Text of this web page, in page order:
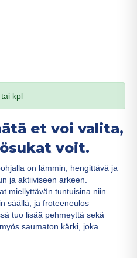
kpl
et voi valita,
voit.
on lämmin, hengittävä ja
ja aktiiviseen arkeen.
miellyttävän tuntuisina niin
säällä, ja froteeneulos
tuo lisää pehmeyttä sekä
saumaton kärki, joka